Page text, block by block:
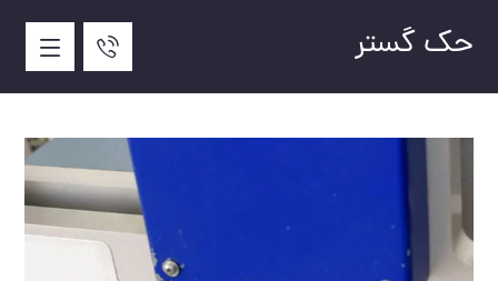
حک گستر